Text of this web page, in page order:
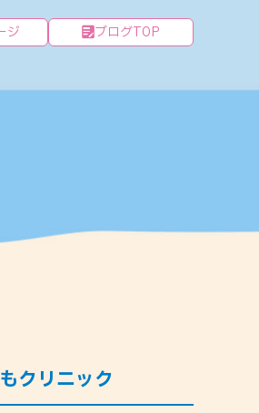
ジ ブログTOP
クリニック